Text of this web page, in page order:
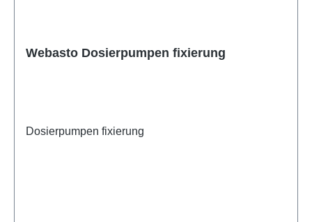
Webasto Dosierpumpen fixierung
Dosierpumpen fixierung